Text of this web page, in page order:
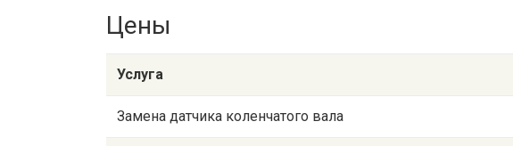
Цены
Услуга
Замена датчика коленчатого вала